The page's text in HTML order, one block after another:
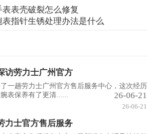
表表壳破裂怎么修复
表指针生锈处理办法是什么
访劳力士广州官方
一趟劳力士广州官方售后服务中心，这次经历
表保养有了更清......
26-06-21
26-06-21
力士官方售后服务